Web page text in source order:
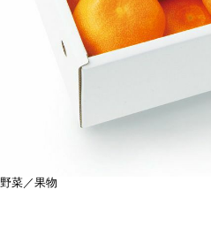
野菜／果物